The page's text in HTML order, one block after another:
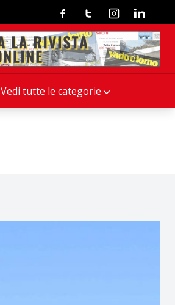
Vedi tutte le categorie
FacebookTwitterInstagramLinkedin